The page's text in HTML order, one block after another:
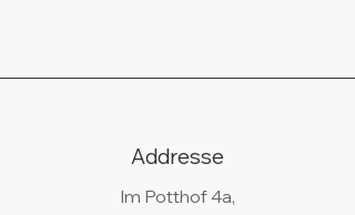
Addresse
Im Potthof 4a,